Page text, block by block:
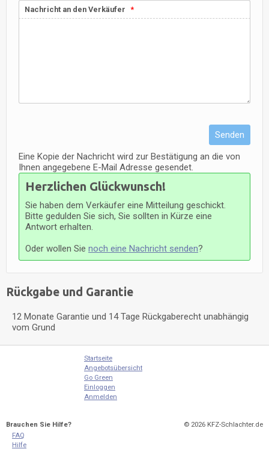
Nachricht an den Verkäufer
Senden
Eine Kopie der Nachricht wird zur Bestätigung an die von
Ihnen angegebene E-Mail Adresse gesendet.
Herzlichen Glückwunsch!
Sie haben dem Verkäufer eine Mitteilung geschickt.
Bitte gedulden Sie sich, Sie sollten in Kürze eine
Antwort erhalten.
Oder wollen Sie noch eine Nachricht senden?
Rückgabe und Garantie
12 Monate Garantie und 14 Tage Rückgaberecht unabhängig
vom Grund
Startseite
Angebotsübersicht
Go Green
Einloggen
Anmelden
Brauchen Sie Hilfe?
FAQ
Hilfe
© 2026 KFZ-Schlachter.de